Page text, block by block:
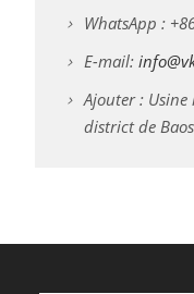
WhatsApp :
E-mail:
Ajouter : Usine
district de